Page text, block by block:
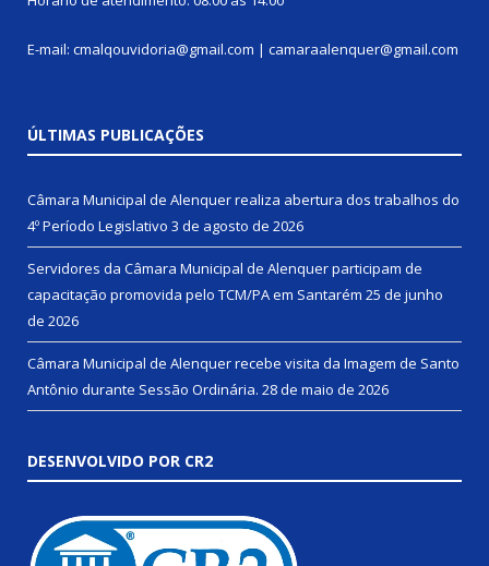
E-mail: cmalqouvidoria@gmail.com | camaraalenquer@gmail.com
ÚLTIMAS PUBLICAÇÕES
Câmara Municipal de Alenquer realiza abertura dos trabalhos do
4º Período Legislativo 3 de agosto de 2026
Servidores da Câmara Municipal de Alenquer participam de
capacitação promovida pelo TCM/PA em Santarém 25 de junho
de 2026
Câmara Municipal de Alenquer recebe visita da Imagem de Santo
Antônio durante Sessão Ordinária. 28 de maio de 2026
DESENVOLVIDO POR CR2